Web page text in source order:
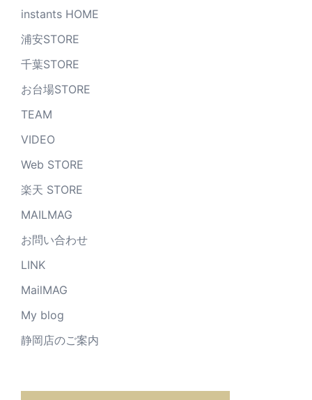
instants HOME
浦安STORE
千葉STORE
お台場STORE
TEAM
VIDEO
Web STORE
楽天 STORE
MAILMAG
お問い合わせ
LINK
MailMAG
My blog
静岡店のご案内